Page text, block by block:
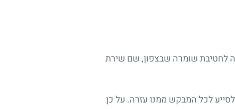
היחידה לחטיבת שומרה שבצפון, שם שירת
לכל המבקש ממנו עזרה. על כן